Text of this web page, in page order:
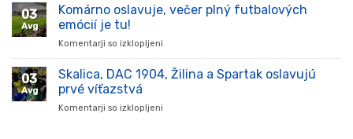
súťaži
oslavuje
v
03
Avg
Komárno oslavuje, večer plný futbalových
emócií je tu!
Komentarji so izklopljeni
oslavuje,
03
Avg
Skalica, DAC 1904, Žilina a Spartak oslavujú
prvé víťazstvá
Komentarji so izklopljeni